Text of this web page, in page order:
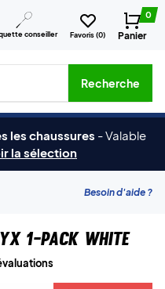
conseiller Favoris (0)
0
Panier
de marques, etc.
Recherche
les chaussures -Valable
la sélection
Besoin d'aide ?
1-pack White